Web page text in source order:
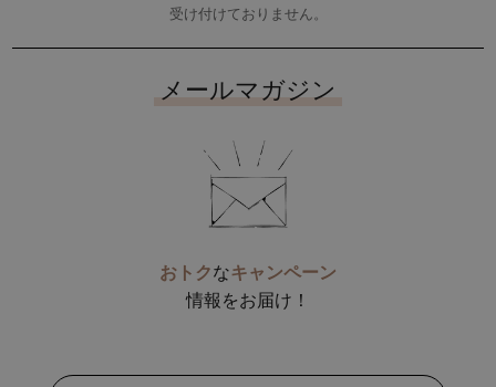
受け付けておりません。
メールマガジン
おトクなキャンペーン
情報をお届け！